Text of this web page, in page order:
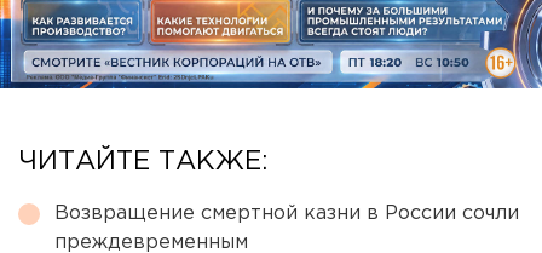
ЧИТАЙТЕ ТАКЖЕ:
Возвращение смертной казни в России сочли
преждевременным